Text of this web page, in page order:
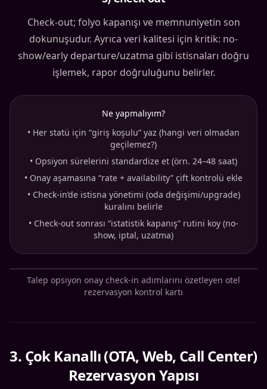
Check-out; folyo kapanışı ve memnuniyetin son
dokunuşudur. Ayrıca veri kalitesi için kritik: no-
show/early departure/uzatma gibi istisnaları doğru
işlemek, rapor doğruluğunu belirler.
Ne yapmalıyım?
• Her statü için “giriş koşulu” yaz (hangi veri olmadan
geçilemez?)
• Opsiyon sürelerini standardize et (örn. 24–48 saat)
• Onay aşamasına “rate + availability” çift kontrolü ekle
• Check-in’de istisna yönetimi (oda değişimi/upgrade)
kuralını belirle
• Check-out sonrası “istatistik kapanış” rutini koy (no-
show, iptal, uzatma)
Talep opsiyon onay check-in adımlarını özetleyen otel
rezervasyon kontrol kartı
3. Çok Kanallı (OTA, Web, Call Center)
Rezervasyon Yapısı